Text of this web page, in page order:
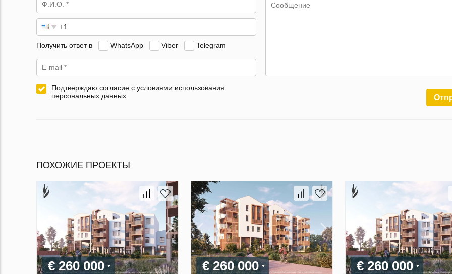
Получить ответ в WhatsApp Viber Telegram
Подтверждаю согласие с условиями использования
персональных данных
ПОХОЖИЕ ПРОЕКТЫ
€ 260 000 € 260 000 € 260 000